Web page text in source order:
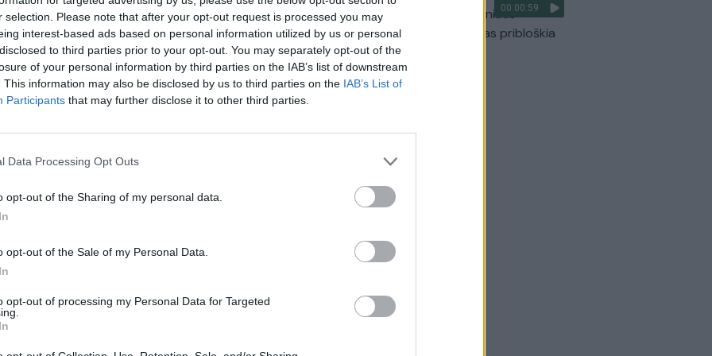
selection. Please note that after your opt-out request is processed you may
interest-based ads based on personal information utilized by us or personal
to third parties prior to your opt-out. You may separately opt-out of the
of your personal information by third parties on the IAB’s list of downstream
This information may also be disclosed by us to third parties on the IAB’s List of
Participants that may further disclose it to other third parties.
Data Processing Opt Outs
opt-out of the Sharing of my personal data.
opt-out of the Sale of my Personal Data.
opt-out of processing my Personal Data for Targeted
„Kelionės tikslas“ – Birštono ir Širvintų
atradimai
raketų mes norime
00:00:59
Nufilmavo, kaip patvino Vilniaus
Vakarinis aplinkkelis: vaizdas pribloškia